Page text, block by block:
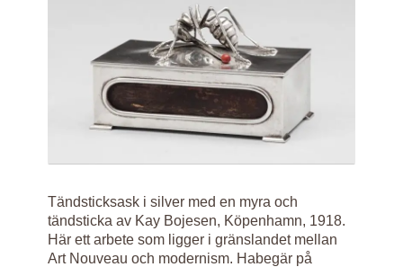
Tändsticksask i silver med en myra och
tändsticka av Kay Bojesen, Köpenhamn, 1918.
Här ett arbete som ligger i gränslandet mellan
Art Nouveau och modernism. Habegär på